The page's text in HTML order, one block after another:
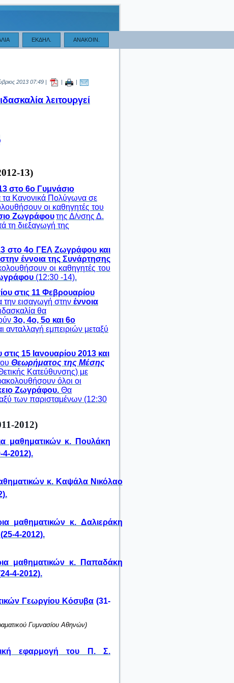
EΚΔΗΛ. ΑΝΑΚΟΙΝ.
2013 07:49 | | |
λειτουργεί
13)
στο 6ο Γυμνάσιο
τα Κανονικά Πολύγωνα σε
οι καθηγητές του
Ζωγράφουτης Δ/νσης Δ.
τη διεξαγωγή της
στο 4ο ΓΕΛ Ζωγράφου και
έννοια της Συνάρτησης
οι καθηγητές του
(12:30 -14).
στις 11 Φεβρουαρίου
την εισαγωγή στην έννοια
θα
3ο, 4ο, 5ο και 6ο
ανταλλαγή εμπειριών μεταξύ
15 Ιανουαρίου 2013 και
Θεωρήματος της Μέσης
Κατεύθυνσης) με
όλοι οι
Ζωγράφου. Θα
των παρισταμένων (12:30
2012)
μαθηματικών κ. Πουλάκη
4-2012).
κ. Καψάλα Νικόλαο
μαθηματικών κ. Δαλιεράκη
4-2012).
μαθηματικών κ. Παπαδάκη
4-2012).
Γεωργίου Κόσυβα (31-
Γυμνασίου Αθηνών)
εφαρμογή του Π. Σ.